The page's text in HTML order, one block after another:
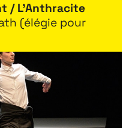
/ L'Anthracite
(élégie pour